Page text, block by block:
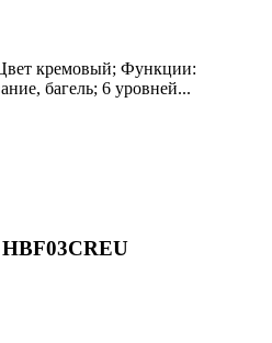
кремовый; Функции:
багель; 6 уровней...
HBF03CREU